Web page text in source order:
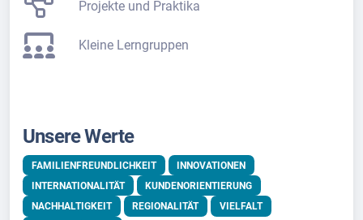
Projekte und Praktika
Kleine Lerngruppen
Unsere Werte
FAMILIENFREUNDLICHKEIT
INNOVATIONEN
INTERNATIONALITÄT
KUNDENORIENTIERUNG
NACHHALTIGKEIT
REGIONALITÄT
VIELFALT